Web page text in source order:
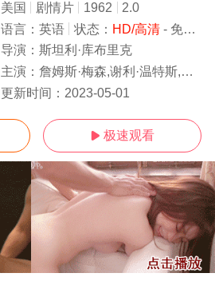
美国 剧情片 1962
2.0
语言： 英语 状态： HD/高清- 免费在线观看
导演： 斯坦利·库布里克
主演： 詹姆斯·梅森,谢利·温特斯,苏·莱恩,加里·科克雷尔
更新时间： 2023-05-01
 极速观看